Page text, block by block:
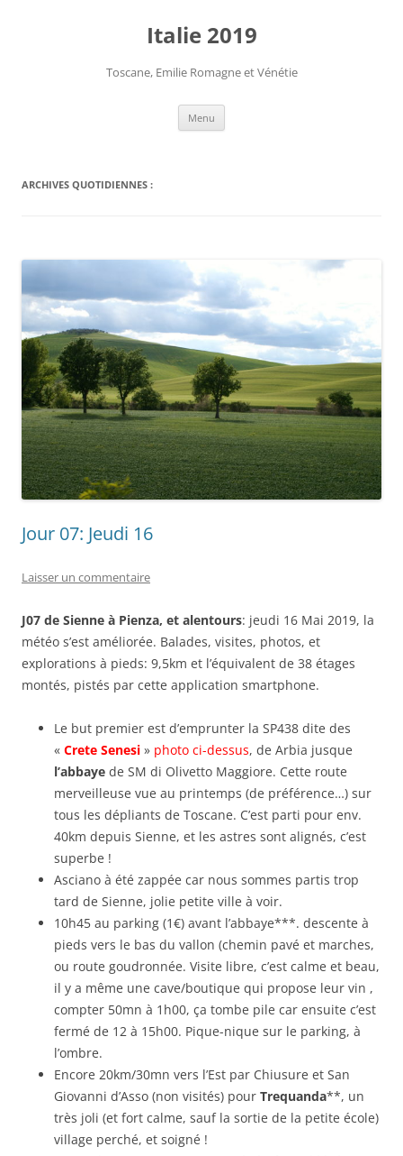
Italie 2019
Toscane, Emilie Romagne et Vénétie
Menu
ARCHIVES QUOTIDIENNES :
Jour 07: Jeudi 16
Laisser un commentaire
J07 de Sienne à Pienza, et alentours: jeudi 16 Mai 2019, la
météo s’est améliorée. Balades, visites, photos, et
explorations à pieds: 9,5km et l’équivalent de 38 étages
montés, pistés par cette application smartphone.
Le but premier est d’emprunter la SP438 dite des
« Crete Senesi » photo ci-dessus, de Arbia jusque
l’abbaye de SM di Olivetto Maggiore. Cette route
merveilleuse vue au printemps (de préférence…) sur
tous les dépliants de Toscane. C’est parti pour env.
40km depuis Sienne, et les astres sont alignés, c’est
superbe !
Asciano à été zappée car nous sommes partis trop
tard de Sienne, jolie petite ville à voir.
10h45 au parking (1€) avant l’abbaye***. descente à
pieds vers le bas du vallon (chemin pavé et marches,
ou route goudronnée. Visite libre, c’est calme et beau,
il y a même une cave/boutique qui propose leur vin ,
compter 50mn à 1h00, ça tombe pile car ensuite c’est
fermé de 12 à 15h00. Pique-nique sur le parking, à
l’ombre.
Encore 20km/30mn vers l’Est par Chiusure et San
Giovanni d’Asso (non visités) pour Trequanda**, un
très joli (et fort calme, sauf la sortie de la petite école)
village perché, et soigné !